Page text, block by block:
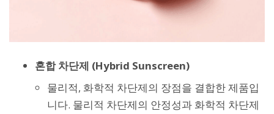
혼합 차단제 (Hybrid Sunscreen)
물리적, 화학적 차단제의 장점을 결합한 제품입
니다. 물리적 차단제의 안정성과 화학적 차단제